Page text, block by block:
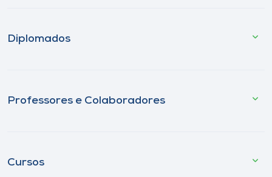
Diplomados
Professores e Colaboradores
Cursos